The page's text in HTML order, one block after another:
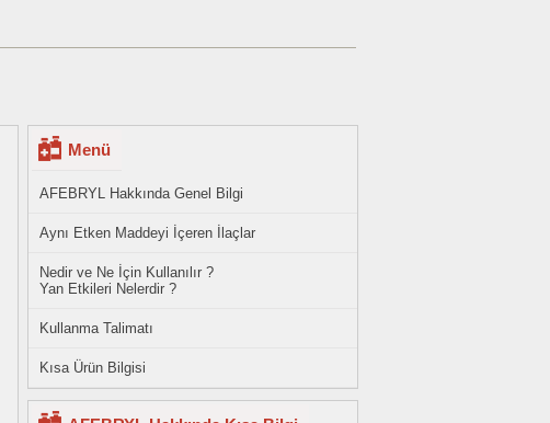
Menü
AFEBRYL Hakkında Genel Bilgi
Aynı Etken Maddeyi İçeren İlaçlar
Nedir ve Ne İçin Kullanılır ?
Yan Etkileri Nelerdir ?
Kullanma Talimatı
Kısa Ürün Bilgisi